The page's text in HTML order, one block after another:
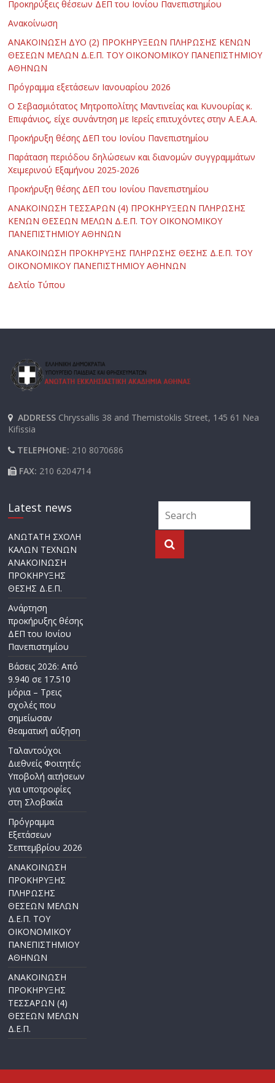
Προκηρύξεις θέσεων ΔΕΠ του Ιονίου Πανεπιστημίου
Ανακοίνωση
ΑΝΑΚΟΙΝΩΣΗ ΔΥΟ (2) ΠΡΟΚΗΡΥΞΕΩΝ ΠΛΗΡΩΣΗΣ ΚΕΝΩΝ
ΘΕΣΕΩΝ ΜΕΛΩΝ Δ.Ε.Π. ΤΟΥ ΟΙΚΟΝΟΜΙΚΟΥ ΠΑΝΕΠΙΣΤΗΜΙΟΥ
ΑΘΗΝΩΝ
Πρόγραμμα εξετάσεων Ιανουαρίου 2026
Ο Σεβασμιότατος Μητροπολίτης Μαντινείας και Κυνουρίας κ.
Επιφάνιος, είχε συνάντηση με Ιερείς επιτυχόντες στην Α.Ε.Α.Α.
Προκήρυξη θέσης ΔΕΠ του Ιονίου Πανεπιστημίου
Παράταση περιόδου δηλώσεων και διανομών συγγραμμάτων
Χειμερινού Εξαμήνου 2025-2026
Προκήρυξη θέσης ΔΕΠ του Ιονίου Πανεπιστημίου
ΑΝΑΚΟΙΝΩΣΗ ΤΕΣΣΑΡΩΝ (4) ΠΡΟΚΗΡΥΞΕΩΝ ΠΛΗΡΩΣΗΣ
ΚΕΝΩΝ ΘΕΣΕΩΝ ΜΕΛΩΝ Δ.Ε.Π. ΤΟΥ ΟΙΚΟΝΟΜΙΚΟΥ
ΠΑΝΕΠΙΣΤΗΜΙΟΥ ΑΘΗΝΩΝ
ΑΝΑΚΟΙΝΩΣΗ ΠΡΟΚΗΡΥΞΗΣ ΠΛΗΡΩΣΗΣ ΘΕΣΗΣ Δ.Ε.Π. ΤΟΥ
ΟΙΚΟΝΟΜΙΚΟΥ ΠΑΝΕΠΙΣΤΗΜΙΟΥ ΑΘΗΝΩΝ
Δελτίο Τύπου
ADDRESS Chryssallis 38 and Themistoklis Street, 145 61 Nea
Kifissia
TELEPHONE: 210 8070686
FAX: 210 6204714
Latest news
ΑΝΩΤΑΤΗ ΣΧΟΛΗ
ΚΑΛΩΝ ΤΕΧΝΩΝ
ΑΝΑΚΟΙΝΩΣΗ
ΠΡΟΚΗΡΥΞΗΣ
ΘΕΣΗΣ Δ.Ε.Π.
Ανάρτηση
προκήρυξης θέσης
ΔΕΠ του Ιονίου
Πανεπιστημίου
Βάσεις 2026: Από
9.940 σε 17.510
μόρια – Τρεις
σχολές που
σημείωσαν
θεαματική αύξηση
Ταλαντούχοι
Διεθνείς Φοιτητές:
Υποβολή αιτήσεων
για υποτροφίες
στη Σλοβακία
Πρόγραμμα
Εξετάσεων
Σεπτεμβρίου 2026
ΑΝΑΚΟΙΝΩΣΗ
ΠΡΟΚΗΡΥΞΗΣ
ΠΛΗΡΩΣΗΣ
ΘΕΣΕΩΝ ΜΕΛΩΝ
Δ.Ε.Π. ΤΟΥ
ΟΙΚΟΝΟΜΙΚΟΥ
ΠΑΝΕΠΙΣΤΗΜΙΟΥ
ΑΘΗΝΩΝ
ΑΝΑΚΟΙΝΩΣΗ
ΠΡΟΚΗΡΥΞΗΣ
ΤΕΣΣΑΡΩΝ (4)
ΘΕΣΕΩΝ ΜΕΛΩΝ
Δ.Ε.Π.